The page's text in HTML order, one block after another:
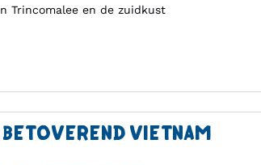
Trincomalee en de zuidkust
VIETNAM